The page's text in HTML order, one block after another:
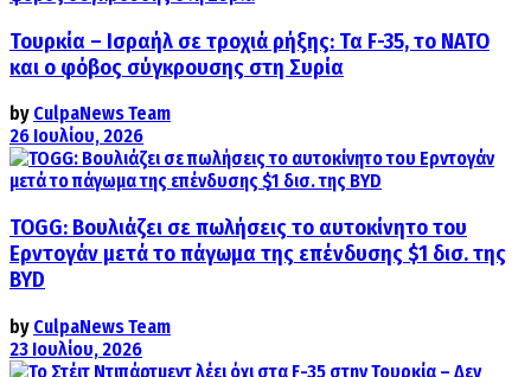
Τουρκία – Ισραήλ σε τροχιά ρήξης: Τα F-35, το ΝΑΤΟ
και ο φόβος σύγκρουσης στη Συρία
by CulpaNews Team
26 Ιουλίου, 2026
TOGG: Βουλιάζει σε πωλήσεις το αυτοκίνητο του
Ερντογάν μετά το πάγωμα της επένδυσης $1 δισ. της
BYD
by CulpaNews Team
23 Ιουλίου, 2026